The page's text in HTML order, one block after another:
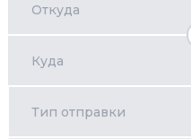
Откуда
Куда
Тип отправки